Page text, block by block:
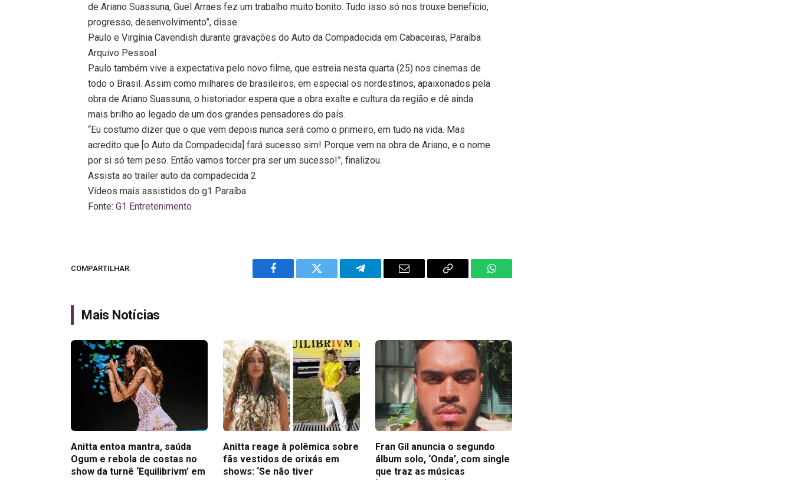
de Ariano Suassuna, Guel Arraes fez um trabalho muito bonito. Tudo isso só nos trouxe benefício,
progresso, desenvolvimento”, disse.
Paulo e Virgínia Cavendish durante gravações do Auto da Compadecida em Cabaceiras, Paraíba
Arquivo Pessoal
Paulo também vive a expectativa pelo novo filme, que estreia nesta quarta (25) nos cinemas de
todo o Brasil. Assim como milhares de brasileiros, em especial os nordestinos, apaixonados pela
obra de Ariano Suassuna, o historiador espera que a obra exalte e cultura da região e dê ainda
mais brilho ao legado de um dos grandes pensadores do país.
“Eu costumo dizer que o que vem depois nunca será como o primeiro, em tudo na vida. Mas
acredito que [o Auto da Compadecida] fará sucesso sim! Porque vem na obra de Ariano, e o nome
por si só tem peso. Então vamos torcer pra ser um sucesso!”, finalizou.
Assista ao trailer auto da compadecida 2
Vídeos mais assistidos do g1 Paraíba
Fonte:G1 Entretenimento
COMPARTILHAR.
Facebook Twitter Telegram Email
Copy
WhatsApp
Mais Notícias
Anitta entoa mantra, saúda
Ogum e rebola de costas no
show da turnê ‘Equilibrivm’ em
Anitta reage à polêmica sobre
fãs vestidos de orixás em
shows: ‘Se não tiver
Fran Gil anuncia o segundo
álbum solo, ‘Onda’, com single
que traz as músicas